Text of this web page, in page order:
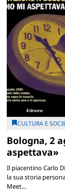
CULTURA E
Bologna, 2
aspettava»
Il piacentino Carlo
la sua storia
Meet...